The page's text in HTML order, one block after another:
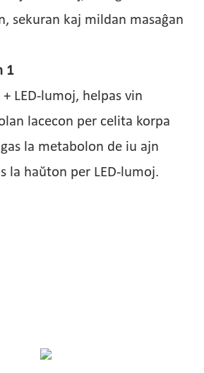
sekuran kaj mildan masaĝan
1
LED-lumoj, helpas vin
lacecon per celita korpa
la metabolon de iu ajn
la haŭton per LED-lumoj.